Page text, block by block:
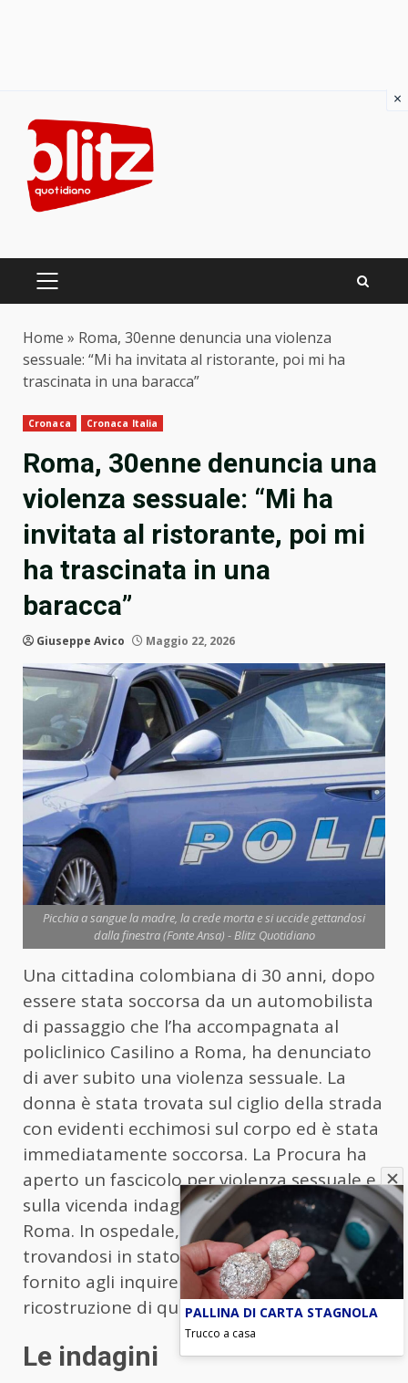
content
PRIMARY
Home » Roma, 30enne denuncia una violenza
sessuale: “Mi ha invitata al ristorante, poi mi ha
trascinata in una baracca”
Cronaca Cronaca Italia
Roma, 30enne denuncia una
violenza sessuale: “Mi ha
invitata al ristorante, poi mi
ha trascinata in una
baracca”
Giuseppe Avico Maggio 22, 2026
Picchia a sangue la madre, la crede morta e si uccide gettandosi
dalla finestra (Fonte Ansa) - Blitz Quotidiano
Una cittadina colombiana di 30 anni, dopo
essere stata soccorsa da un automobilista
di passaggio che l’ha accompagnata al
policlinico Casilino a Roma, ha denunciato
di aver subito una violenza sessuale. La
donna è stata trovata sul ciglio della strada
con evidenti ecchimosi sul corpo ed è stata
immediatamente soccorsa. La Procura ha
aperto un fascicolo per violenza sessuale e
sulla vicenda indaga la squadra mobile di
Roma. In ospedale, la donna, pur
trovandosi in stato confusionale, avrebbe
fornito agli inquirenti una prima
ricostruzione di quanto accaduto.
Le indagini
×
PALLINA DI CARTA STAGNOLA
Trucco a casa